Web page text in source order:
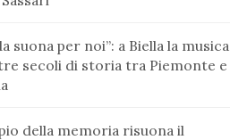
suona per noi”: a Biella la musica
secoli di storia tra Piemonte e
della memoria risuona il